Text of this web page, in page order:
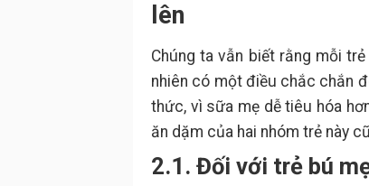
lên
Chúng ta vẫn biết rằng mỗi
nhiên có một điều chắc chắn
thức, vì sữa mẹ dễ tiêu hóa
ăn dặm của hai nhóm trẻ này
2.1. Đối với trẻ bú